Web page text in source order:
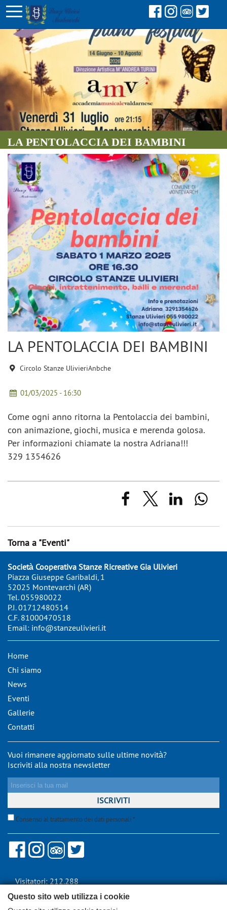
Questo sito web utilizza i cookie
LA PENTOLACCIA DEI BAMBINI
LA PENTOLACCIA DEI BAMBINI
Circolo Stanze UlivieriAnbche
01/03/2025 - 16:30
Come ogni anno ritorna la Pentolaccia dei bambini,
con animazione, giochi, musica e merenda golosa.
Per informazioni chiamate la nostra Adriana!!!
329 1354626
Torna a "Eventi"
Società Cooperativa Stanze Ricreative Gia Ulivieri
Piazza Giuseppe Garibaldi, 1
52025 Montevarchi (AR)
Tel.055980022
P.I. 01712480514
C.F. 81000470518
Email: info@stanzeulivieri.it
Home
Chi siamo
News
Eventi
Gallerie
Contatti
Vuoi rimanere aggiornato sulle ultime novità?
Iscriviti alla nostra newsletter
Consenso al trattamento dei dati personali *
Visitatori: 212.288